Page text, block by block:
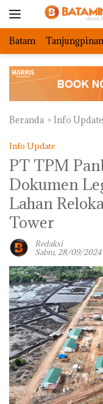
Batam
Beranda Info Update
Info Update
PT TPM
Dokumen
Lahan
Tower
Redaksi
Sabtu, 28/09/2024